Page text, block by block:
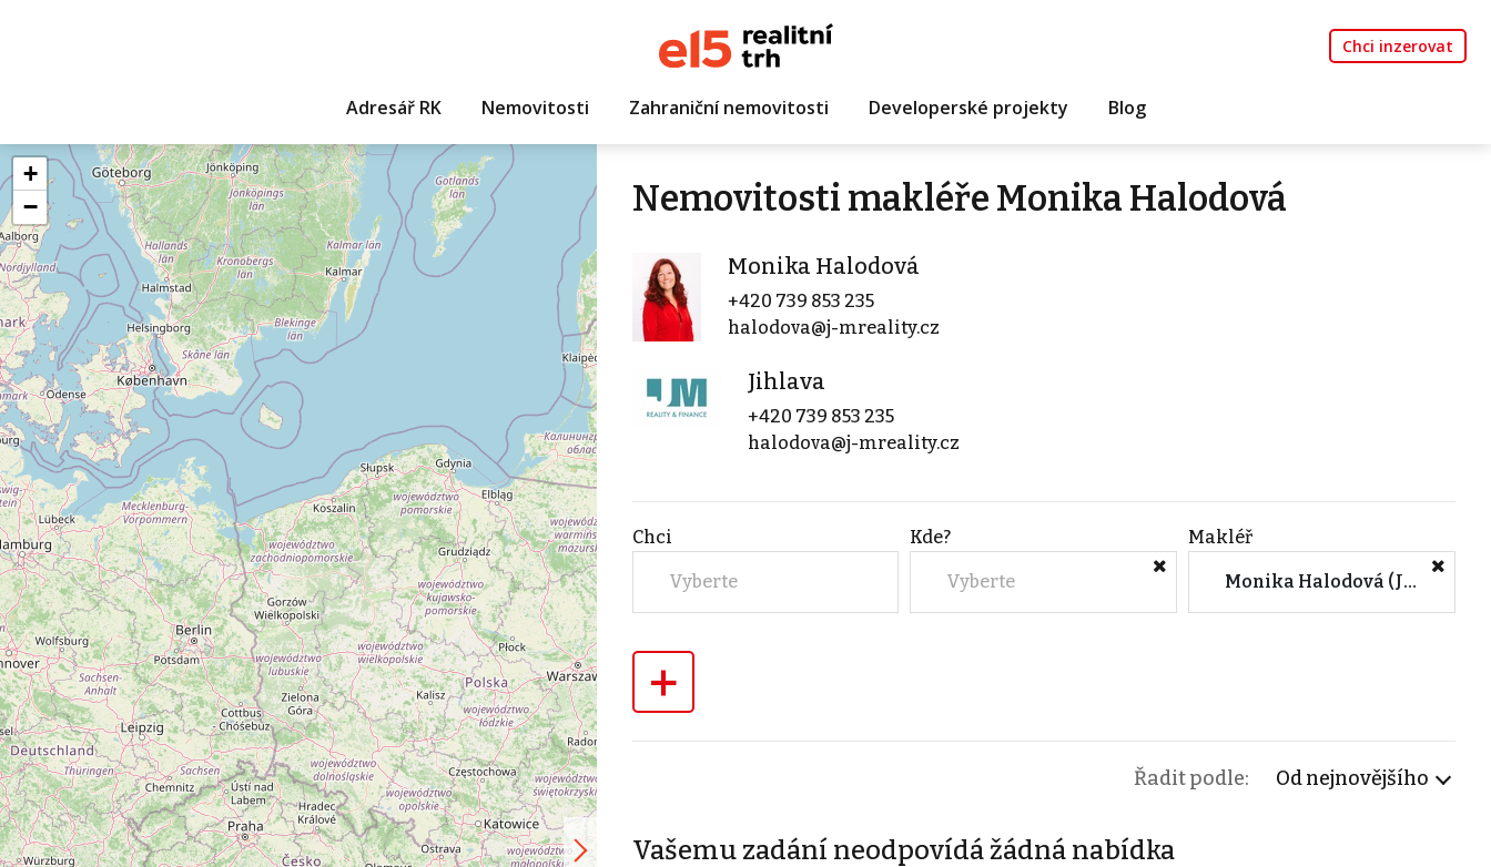
Chci inzerovat
Adresář RK Nemovitosti Zahraniční nemovitosti Developerské projekty Blog
+
−
Nemovitosti makléře Monika Halodová
Monika Halodová
+420 739 853 235
halodova@j-mreality.cz
Jihlava
+420 739 853 235
halodova@j-mreality.cz
Chci
Vyberte
Kde?
Vyberte
Makléř
Monika Halodová (Jihlava)
+
Řadit podle: Od nejnovějšího
Vašemu zadání neodpovídá žádná nabídka